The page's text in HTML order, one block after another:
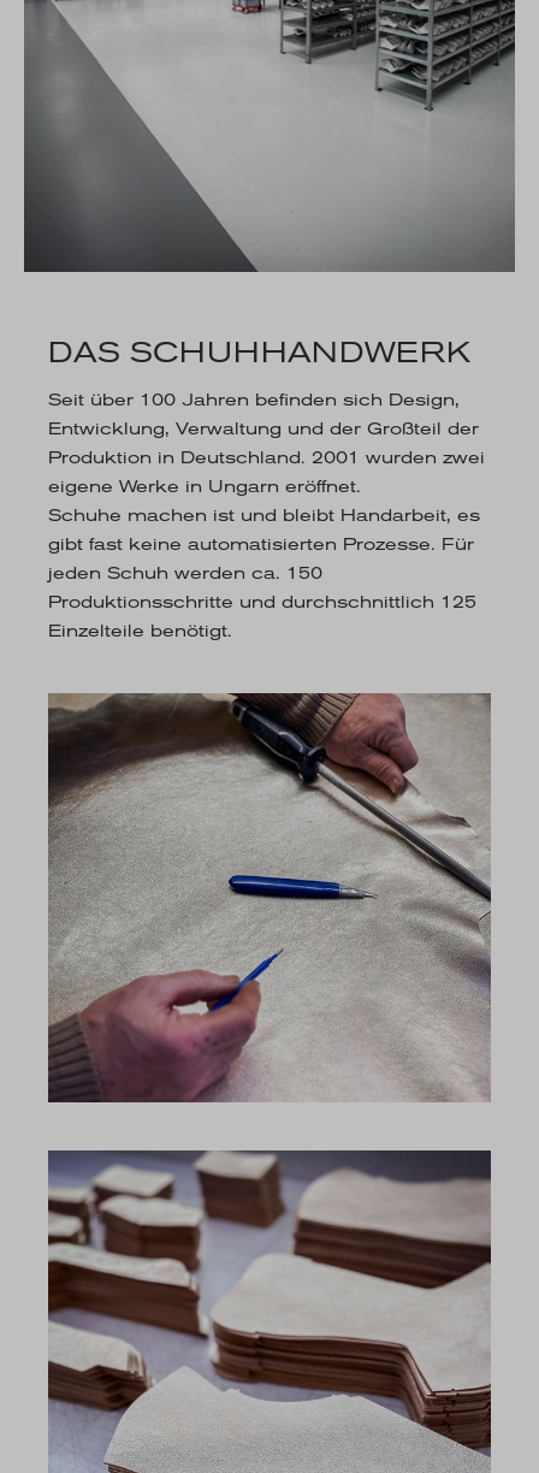
DAS SCHUHHANDWERK
Seit über 100 Jahren befinden sich Design,
Entwicklung, Verwaltung und der Großteil der
Produktion in Deutschland. 2001 wurden zwei
eigene Werke in Ungarn eröffnet.
Schuhe machen ist und bleibt Handarbeit, es
gibt fast keine automatisierten Prozesse. Für
jeden Schuh werden ca. 150
Produktionsschritte und durchschnittlich 125
Einzelteile benötigt.